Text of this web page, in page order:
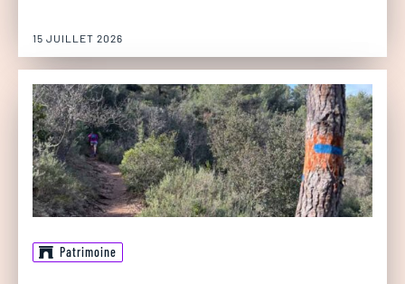
15 JUILLET 2026
Patrimoine